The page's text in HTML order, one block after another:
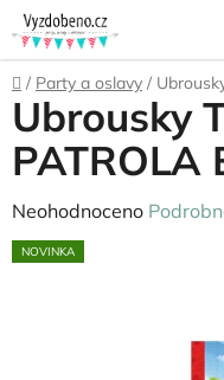
Přejít
na
obsah
Domů
/ Party a oslavy /
Ubrousky
PATROLA
Průměrné
hodnocení
Neohodnoceno
NOVINKA